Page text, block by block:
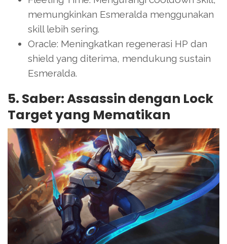
memungkinkan Esmeralda menggunakan
skill lebih sering.
Oracle: Meningkatkan regenerasi HP dan
shield yang diterima, mendukung sustain
Esmeralda.
5. Saber: Assassin dengan Lock
Target yang Mematikan